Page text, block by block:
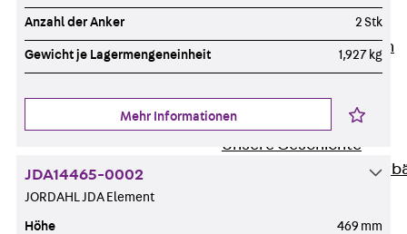
Unternehmen
Über PohlCon
Werte & Philosophie
Service & Qualität
Unsere Geschichte
Mitgliedschaften &
Aktuelles
Anzahl der Anker 2 Stk
Gewicht je Lagermengeneinheit 1,927 kg
Mehr Informationen
JDA14465-0002
JORDAHL JDA Element
Höhe 469 mm